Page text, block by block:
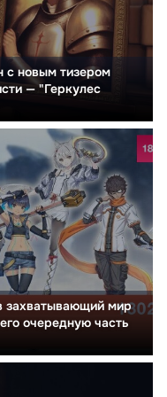
с новым тизером
— "Геркулес
захватывающий мир
очередную часть